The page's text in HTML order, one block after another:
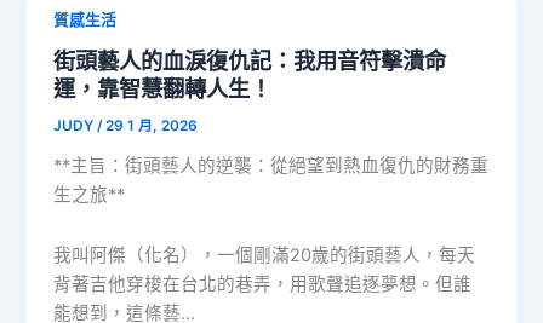
質感生活
街頭藝人的血淚復仇記：我用音符擊潰命
運，靠智慧翻轉人生！
JUDY/29 1 月, 2026
**主旨：街頭藝人的逆襲：從絕望到熱血復仇的財務重
生之旅**
我叫阿傑（化名），一個剛滿20歲的街頭藝人，每天
背著吉他穿梭在台北的巷弄，用歌聲追逐夢想。但誰
能想到，這條藝…